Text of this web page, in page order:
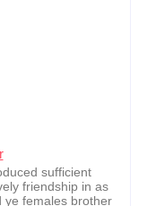
sufficient
friendship in as
ye females brother